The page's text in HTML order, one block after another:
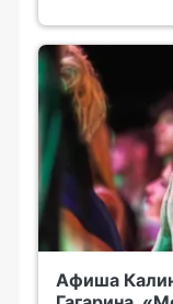
Афиша